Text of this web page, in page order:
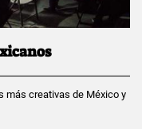
más creativas de México y